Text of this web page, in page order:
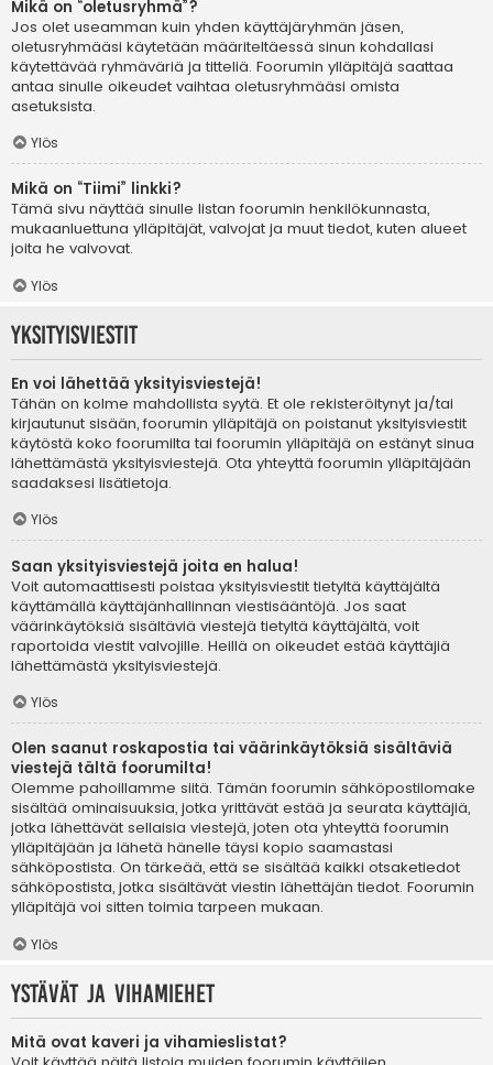
Mikä on “oletusryhmä”?
Jos olet useamman kuin yhden käyttäjäryhmän jäsen,
oletusryhmääsi käytetään määriteltäessä sinun kohdallasi
käytettävää ryhmäväriä ja titteliä. Foorumin ylläpitäjä saattaa
antaa sinulle oikeudet vaihtaa oletusryhmääsi omista
asetuksista.
Ylös
Mikä on “Tiimi” linkki?
Tämä sivu näyttää sinulle listan foorumin henkilökunnasta,
mukaanluettuna ylläpitäjät, valvojat ja muut tiedot, kuten alueet
joita he valvovat.
Ylös
Yksityisviestit
En voi lähettää yksityisviestejä!
Tähän on kolme mahdollista syytä. Et ole rekisteröitynyt ja/tai
kirjautunut sisään, foorumin ylläpitäjä on poistanut yksityisviestit
käytöstä koko foorumilta tai foorumin ylläpitäjä on estänyt sinua
lähettämästä yksityisviestejä. Ota yhteyttä foorumin ylläpitäjään
saadaksesi lisätietoja.
Ylös
Saan yksityisviestejä joita en halua!
Voit automaattisesti poistaa yksityisviestit tietyltä käyttäjältä
käyttämällä käyttäjänhallinnan viestisääntöjä. Jos saat
väärinkäytöksiä sisältäviä viestejä tietyltä käyttäjältä, voit
raportoida viestit valvojille. Heillä on oikeudet estää käyttäjiä
lähettämästä yksityisviestejä.
Ylös
Olen saanut roskapostia tai väärinkäytöksiä sisältäviä
viestejä tältä foorumilta!
Olemme pahoillamme siitä. Tämän foorumin sähköpostilomake
sisältää ominaisuuksia, jotka yrittävät estää ja seurata käyttäjiä,
jotka lähettävät sellaisia viestejä, joten ota yhteyttä foorumin
ylläpitäjään ja lähetä hänelle täysi kopio saamastasi
sähköpostista. On tärkeää, että se sisältää kaikki otsaketiedot
sähköpostista, jotka sisältävät viestin lähettäjän tiedot. Foorumin
ylläpitäjä voi sitten toimia tarpeen mukaan.
Ylös
Ystävät ja vihamiehet
Mitä ovat kaveri ja vihamieslistat?